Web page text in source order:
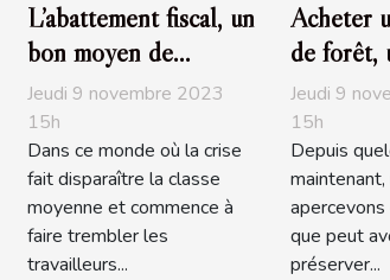
L’abattement fiscal, un
bon moyen de
redescendre dans les
barèmes
Jeudi 9 novembre 2023
15h
Dans ce monde où la crise
fait disparaître la classe
moyenne et commence à
faire trembler les
travailleurs...
Acheter
de forêt,
écologique
Jeudi 9
15h
Depuis
apercevons
que peut
préserver...